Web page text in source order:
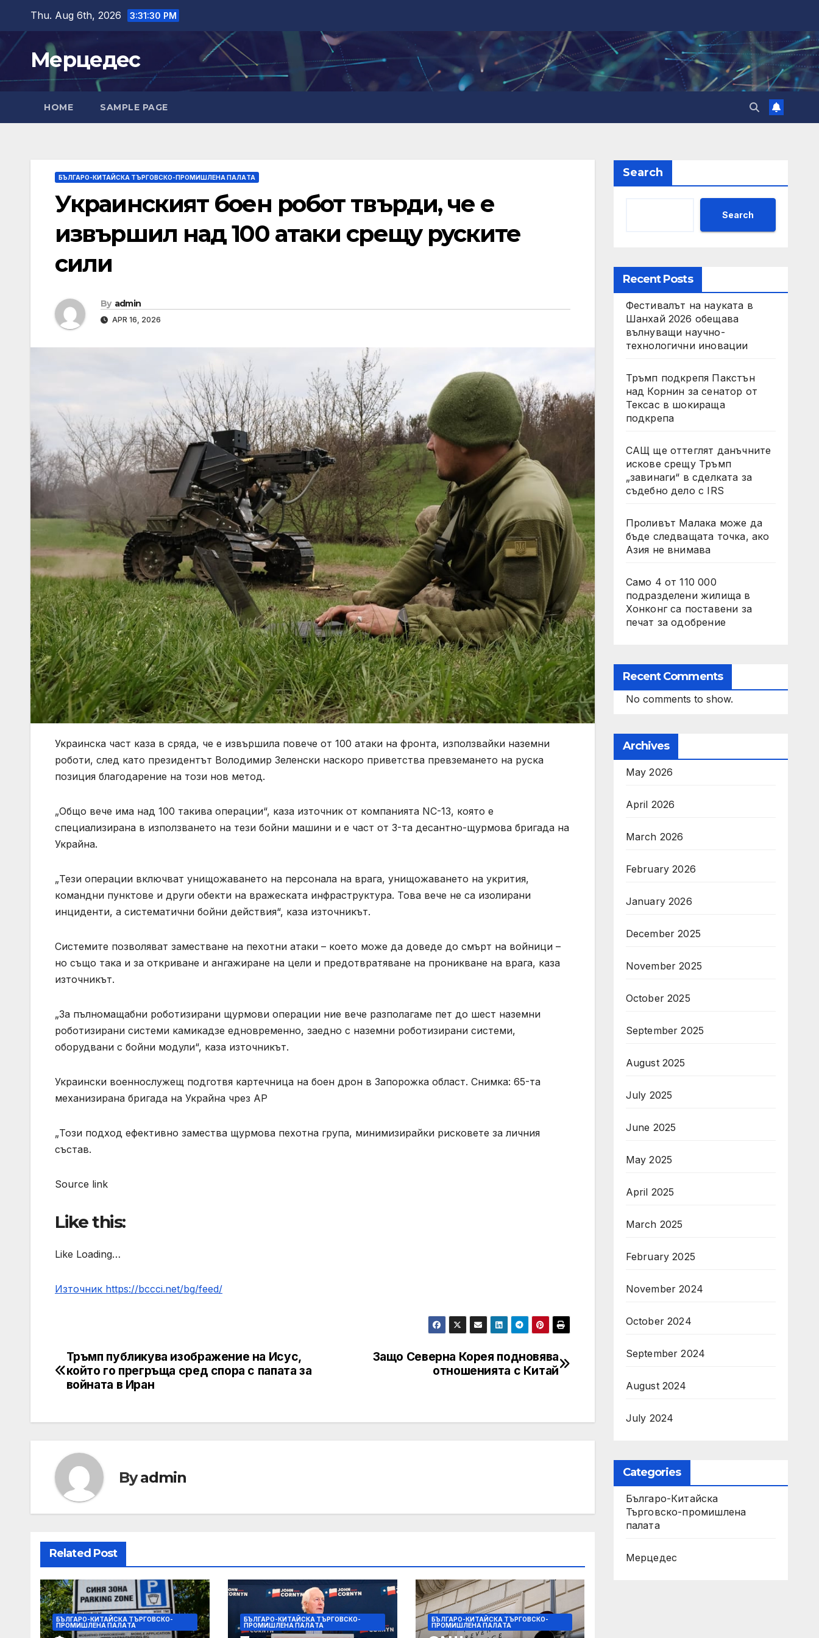
content
Thu. Aug 6th, 2026 3:31:31 PM
Мерцедес
HOME SAMPLE PAGE
БЪЛГАРО-КИТАЙСКА ТЪРГОВСКО-ПРОМИШЛЕНА ПАЛAТА
Украинският боен робот твърди, че е
извършил над 100 атаки срещу руските
сили
By admin
APR 16, 2026
Украинска част каза в сряда, че е извършила повече от 100 атаки на фронта, използвайки наземни
роботи, след като президентът Володимир Зеленски наскоро приветства превземането на руска
позиция благодарение на този нов метод.
„Общо вече има над 100 такива операции“, каза източник от компанията NC-13, която е
специализирана в използването на тези бойни машини и е част от 3-та десантно-щурмова бригада на
Украйна.
„Тези операции включват унищожаването на персонала на врага, унищожаването на укрития,
командни пунктове и други обекти на вражеската инфраструктура. Това вече не са изолирани
инциденти, а систематични бойни действия“, каза източникът.
Системите позволяват заместване на пехотни атаки – което може да доведе до смърт на войници –
но също така и за откриване и ангажиране на цели и предотвратяване на проникване на врага, каза
източникът.
„За пълномащабни роботизирани щурмови операции ние вече разполагаме пет до шест наземни
роботизирани системи камикадзе едновременно, заедно с наземни роботизирани системи,
оборудвани с бойни модули“, каза източникът.
Украински военнослужещ подготвя картечница на боен дрон в Запорожка област. Снимка: 65-та
механизирана бригада на Украйна чрез AP
„Този ​​подход ефективно замества щурмова пехотна група, минимизирайки рисковете за личния
състав.
Source link
Like this:
Like Loading…
Източник https://bccci.net/bg/feed/
Post
navigation
Защо Северна Корея подновява
отношенията с Китай
Тръмп публикува изображение на Исус,
който го прегръща сред спора с папата за
войната в Иран
Byadmin
Related Post
БЪЛГАРО-КИТАЙСКА ТЪРГОВСКО-
ПРОМИШЛЕНА ПАЛAТА
БЪЛГАРО-КИТАЙСКА ТЪРГОВСКО-
ПРОМИШЛЕНА ПАЛAТА
БЪЛГАРО-КИТАЙСКА ТЪРГОВСКО-
ПРОМИШЛЕНА ПАЛAТА
Search
Search
Recent Posts
Фестивалът на науката в
Шанхай 2026 обещава
вълнуващи научно-
технологични иновации
Тръмп подкрепя Пакстън
над Корнин за сенатор от
Тексас в шокираща
подкрепа
САЩ ще оттеглят данъчните
искове срещу Тръмп
„завинаги“ в сделката за
съдебно дело с IRS
Проливът Малака може да
бъде следващата точка, ако
Азия не внимава
Само 4 от 110 000
подразделени жилища в
Хонконг са поставени за
печат за одобрение
Recent Comments
No comments to show.
Archives
May 2026
April 2026
March 2026
February 2026
January 2026
December 2025
November 2025
October 2025
September 2025
August 2025
July 2025
June 2025
May 2025
April 2025
March 2025
February 2025
November 2024
October 2024
September 2024
August 2024
July 2024
Categories
Българо-Китайска
Търговско-промишлена
палaта
Мерцедес